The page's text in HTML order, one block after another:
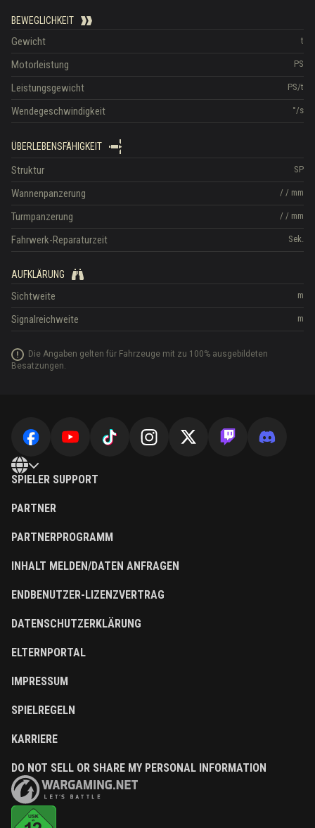
BEWEGLICHKEIT
t
Gewicht
PS
Motorleistung
PS/t
Leistungsgewicht
°/s
Wendegeschwindigkeit
ÜBERLEBENSFÄHIGKEIT
SP
Struktur
/ / mm
Wannenpanzerung
/ / mm
Turmpanzerung
Sek.
Fahrwerk-Reparaturzeit
AUFKLÄRUNG
m
Sichtweite
m
Signalreichweite
Die Angaben gelten für Fahrzeuge mit zu 100% ausgebildeten
Besatzungen.
SPIELER SUPPORT
PARTNER
PARTNERPROGRAMM
INHALT MELDEN/DATEN ANFRAGEN
ENDBENUTZER-LIZENZVERTRAG
DATENSCHUTZERKLÄRUNG
ELTERNPORTAL
IMPRESSUM
SPIELREGELN
KARRIERE
DO NOT SELL OR SHARE MY PERSONAL INFORMATION